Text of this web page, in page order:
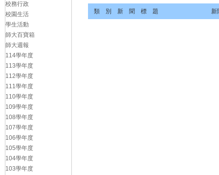
類 別 新 聞 標 題 新
校務行政
校園生活
學生活動
師大百寶箱
師大週報
114學年度
113學年度
112學年度
111學年度
110學年度
109學年度
108學年度
107學年度
106學年度
105學年度
104學年度
103學年度